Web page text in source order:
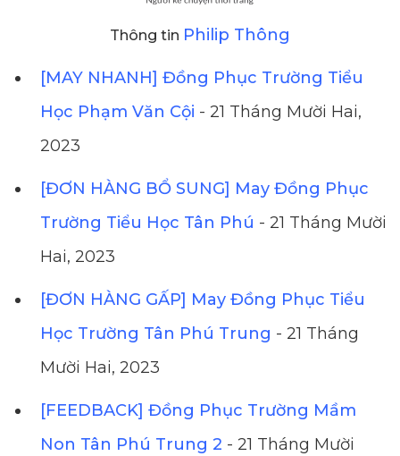
Thông tin Philip Thông
[MAY NHANH] Đồng Phục Trường Tiểu
Học Phạm Văn Cội - 21 Tháng Mười Hai,
2023
[ĐƠN HÀNG BỔ SUNG] May Đồng Phục
Trường Tiểu Học Tân Phú - 21 Tháng Mười
Hai, 2023
[ĐƠN HÀNG GẤP] May Đồng Phục Tiểu
Học Trường Tân Phú Trung - 21 Tháng
Mười Hai, 2023
[FEEDBACK] Đồng Phục Trường Mầm
Non Tân Phú Trung 2 - 21 Tháng Mười